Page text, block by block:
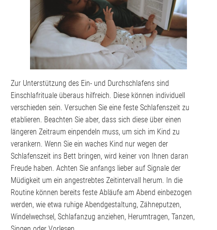
Zur Unterstützung des Ein- und Durchschlafens sind
Einschlafrituale überaus hilfreich. Diese können individuell
verschieden sein. Versuchen Sie eine feste Schlafenszeit zu
etablieren. Beachten Sie aber, dass sich diese über einen
längeren Zeitraum einpendeln muss, um sich im Kind zu
verankern. Wenn Sie ein waches Kind nur wegen der
Schlafenszeit ins Bett bringen, wird keiner von Ihnen daran
Freude haben. Achten Sie anfangs lieber auf Signale der
Müdigkeit um ein angestrebtes Zeitintervall herum. In die
Routine können bereits feste Abläufe am Abend einbezogen
werden, wie etwa ruhige Abendgestaltung, Zähneputzen,
Windelwechsel, Schlafanzug anziehen, Herumtragen, Tanzen,